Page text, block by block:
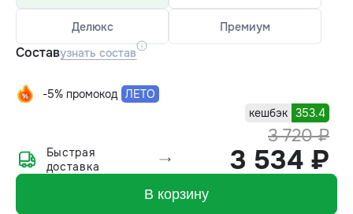
Делюкс Премиум
Составузнать состав
-5% промокод ЛЕТО
кешбэк 353.4
3 720 ₽
3 534 ₽
Быстрая
доставка
В корзину